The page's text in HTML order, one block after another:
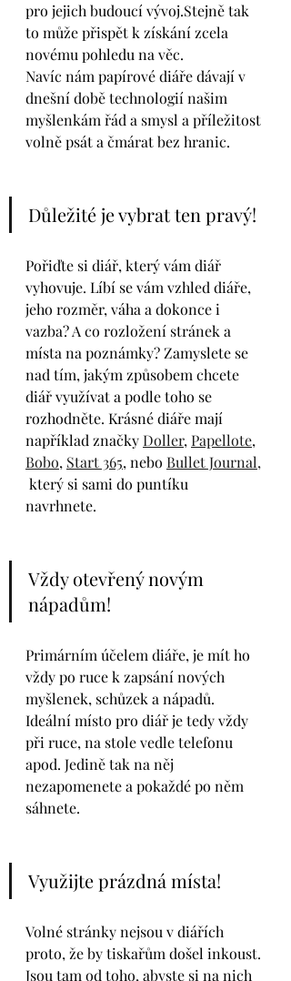
pro jejich budoucí vývoj.Stejně tak
to může přispět k získání zcela
novému pohledu na věc.
Navíc nám papírové diáře dávají v
dnešní době technologií našim
myšlenkám řád a smysl a příležitost
volně psát a čmárat bez hranic.
Důležité je vybrat ten pravý!
Pořiďte si diář, který vám diář
vyhovuje. Líbí se vám vzhled diáře,
jeho rozměr, váha a dokonce i
vazba? A co rozložení stránek a
místa na poznámky? Zamyslete se
nad tím, jakým způsobem chcete
diář využívat a podle toho se
rozhodněte. Krásné diáře mají
například značky Doller, Papellote,
Bobo, Start 365, nebo Bullet Journal,
který si sami do puntíku
navrhnete.
Vždy otevřený novým
nápadům!
Primárním účelem diáře, je mít ho
vždy po ruce k zapsání nových
myšlenek, schůzek a nápadů.
Ideální místo pro diář je tedy vždy
při ruce, na stole vedle telefonu
apod. Jedině tak na něj
nezapomenete a pokaždé po něm
sáhnete.
Využijte prázdná místa!
Volné stránky nejsou v diářích
proto, že by tiskařům došel inkoust.
Jsou tam od toho, abyste si na nich